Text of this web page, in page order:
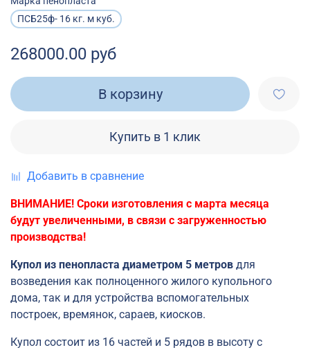
ПСБ25ф- 16 кг. м куб.
268000.00 руб
В корзину
Купить в 1 клик
Добавить в сравнение
ВНИМАНИЕ! Сроки изготовления с марта месяца
будут увеличенными, в связи с загруженностью
производства!
Купол из пенопласта диаметром 5 метров для
возведения как полноценного жилого купольного
дома, так и для устройства вспомогательных
построек, времянок, сараев, киосков.
Купол состоит из 16 частей и 5 рядов в высоту с